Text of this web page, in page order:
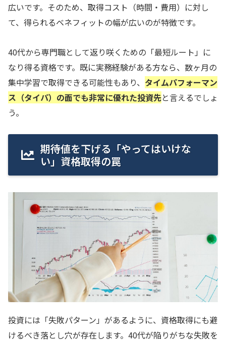
広いです。そのため、取得コスト（時間・費用）に対し
て、得られるベネフィットの幅が広いのが特徴です。
40代から専門職として返り咲くための「最短ルート」に
なり得る資格です。既に実務経験がある方なら、数ヶ月の
集中学習で取得できる可能性もあり、 タイムパフォーマン
ス（タイパ）の面でも非常に優れた投資先と言えるでしょ
う。
期待値を下げる「やってはいけな
い」資格取得の罠
投資には「失敗パターン」があるように、資格取得にも避
けるべき落とし穴が存在します。40代が陥りがちな失敗を